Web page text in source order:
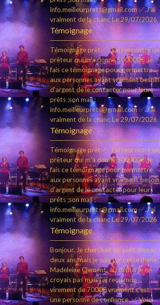
info.meilleurprets@gmail.com ✅.J'ai
vraiment de la chancLe 29/07/2026
Témoignage
Témoignage prêt✅- J'ai rencontré un
prêteur qui m'a donné 500000€ ,je
fais ce témoignage pour permettre
aux personnes ayant vraiment besoin
d'argent de le contacter pour leurs
prêts ;son mail :
info.meilleurprets@gmail.com ✅.J'ai
vraiment de la chanc Le 29/07/2026
Témoignage
Témoignage prêt✅- J'ai rencontré un
prêteur qui m'a donné 500000€ ,je
fais ce témoignage pour permettre
aux personnes ayant vraiment besoin
d'argent de le contacter pour leurs
prêts ;son mail :
info.meilleurprets@gmail.com ✅.J'ai
vraiment de la chancLe 29/07/2026
Témoignage
Bonjour. Je cherchait un prêt depuis
deux ans mais je suis sur cette dame
Madeleine Clement, au début je ne
croyais pas mais j'ai reçu mon
virement de 7000€ vraiment c’est
une personne de confiance ,✅ Voici